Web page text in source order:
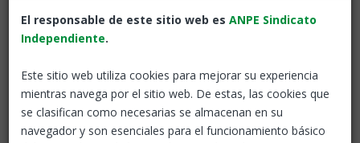
Documents per a
l'organització i la gestió del
05 Jul, 2021 ANPE-Catalunya
El responsable de este sitio web es ANPE Sindicato
Independiente.
Este sitio web utiliza cookies para mejorar su experiencia
mientras navega por el sitio web. De estas, las cookies que
se clasifican como necesarias se almacenan en su
navegador y son esenciales para el funcionamiento básico